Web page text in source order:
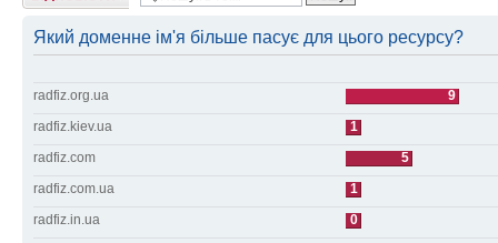
Який доменне ім'я більше пасує для цього ресурсу?
radfiz.org.ua
9
radfiz.kiev.ua
1
radfiz.com
5
radfiz.com.ua
1
radfiz.in.ua
0